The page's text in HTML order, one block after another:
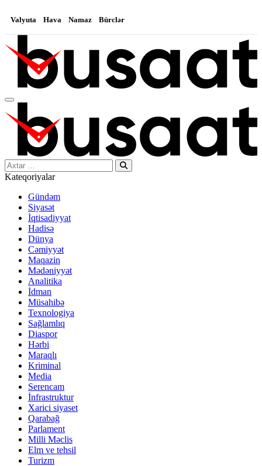
Valyuta Hava Namaz Bürclər
Search…
Kateqoriyalar
Gündəm
Siyasət
İqtisadiyyat
Hadisə
Dünya
Cəmiyyət
Maqazin
Mədəniyyət
Analitika
İdman
Müsahibə
Texnologiya
Sağlamlıq
Diaspor
Hərbi
Maraqlı
Kriminal
Media
Serencam
İnfrastruktur
Xarici siyaset
Qarabağ
Parlament
Milli Məclis
Elm ve tehsil
Turizm